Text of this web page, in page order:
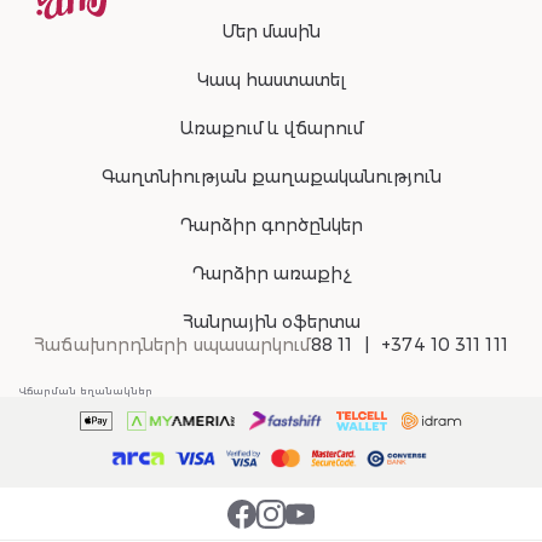
Մեր մասին
Կապ հաստատել
Առաքում և վճարում
Գաղտնիության քաղաքականություն
Դարձիր գործընկեր
Դարձիր առաքիչ
Հանրային օֆերտա
Հաճախորդների սպասարկում88 11 +374 10 311 111
Վճարման եղանակներ